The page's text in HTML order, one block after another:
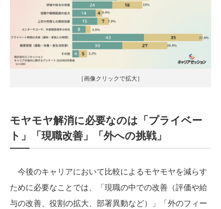
［画像クリックで拡大］
モヤモヤ解消に必要なのは「プライベー
ト」「現職改善」「外への挑戦」
今後のキャリアにおいて比較によるモヤモヤを減らす
ために必要なことでは、「現職の中での改善（評価や給
与の改善、役割の拡大、部署異動など）」「外のフィー